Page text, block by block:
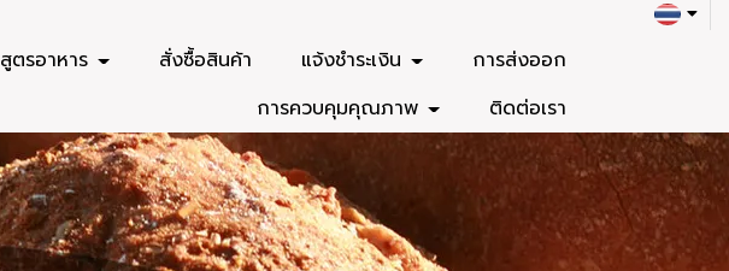
สูตรอาหาร สั่งซื้อสินค้า แจ้งชำระเงิน
การส่งออก
การควบคุมคุณภาพ
ติดต่อเรา